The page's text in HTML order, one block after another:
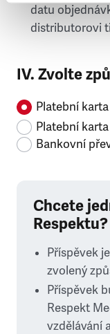
datu
distributorovi
IV. Zvolte
Platební
Platební
Bankovní
Chcete
Respektu?
Příspěvek
zvolený
Příspěvek
Respekt
vzdělávání